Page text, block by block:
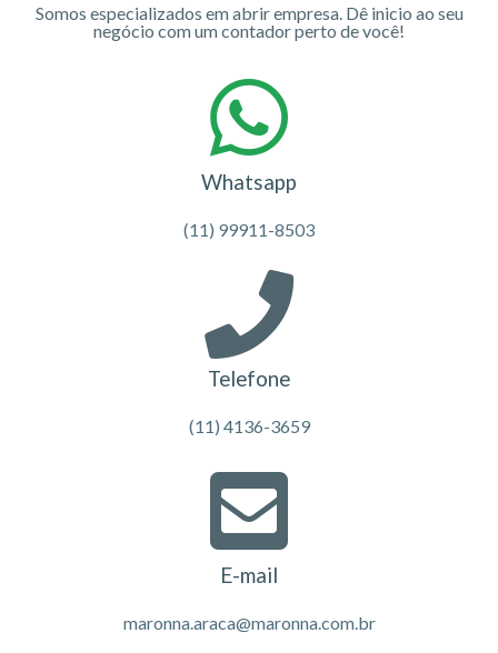
Somos especializados em abrir empresa. Dê inicio ao seu
negócio com um contador perto de você!
Whatsapp
(11) 99911-8503
Telefone
(11) 4136-3659
E-mail
maronna.araca@maronna.com.br